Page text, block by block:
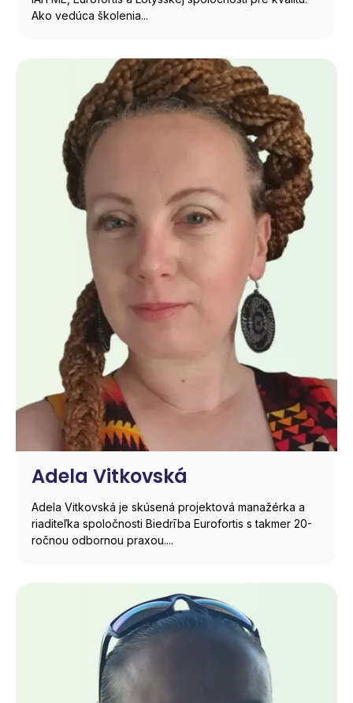
Ako vedúca školenia...
Adela Vitkovská
Adela Vitkovská je skúsená projektová manažérka a
riaditeľka spoločnosti Biedrība Eurofortis s takmer 20-
ročnou odbornou praxou....